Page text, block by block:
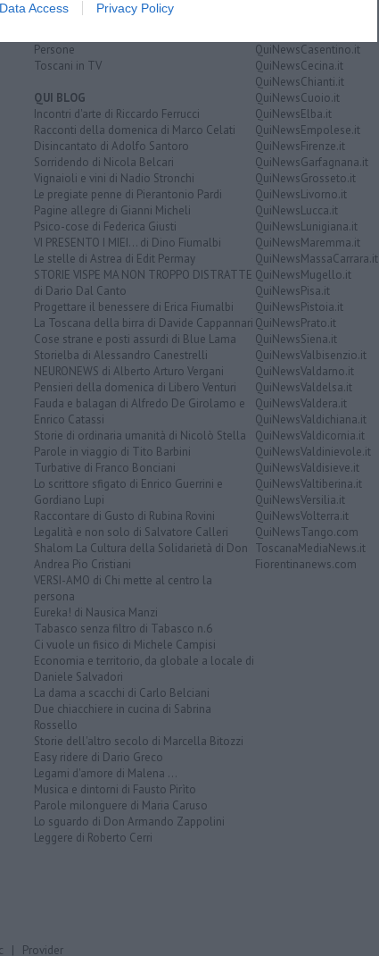
Data Access Privacy Policy
Più Letti del mese
Persone
Toscani in TV
QUI BLOG
Incontri d'arte di Riccardo Ferrucci
Racconti della domenica di Marco Celati
Disincantato di Adolfo Santoro
Sorridendo di Nicola Belcari
Vignaioli e vini di Nadio Stronchi
Le pregiate penne di Pierantonio Pardi
Pagine allegre di Gianni Micheli
Psico-cose di Federica Giusti
VI PRESENTO I MIEI... di Dino Fiumalbi
Le stelle di Astrea di Edit Permay
STORIE VISPE MA NON TROPPO DISTRATTE
di Dario Dal Canto
Progettare il benessere di Erica Fiumalbi
La Toscana della birra di Davide Cappannari
Cose strane e posti assurdi di Blue Lama
Storielba di Alessandro Canestrelli
NEURONEWS di Alberto Arturo Vergani
Pensieri della domenica di Libero Venturi
Fauda e balagan di Alfredo De Girolamo e
Enrico Catassi
Storie di ordinaria umanità di Nicolò Stella
Parole in viaggio di Tito Barbini
Turbative di Franco Bonciani
Lo scrittore sfigato di Enrico Guerrini e
Gordiano Lupi
Raccontare di Gusto di Rubina Rovini
Legalità e non solo di Salvatore Calleri
Shalom La Cultura della Solidarietà di Don
Andrea Pio Cristiani
VERSI-AMO di Chi mette al centro la
persona
Eureka! di Nausica Manzi
Tabasco senza filtro di Tabasco n.6
Ci vuole un fisico di Michele Campisi
Economia e territorio, da globale a locale di
Daniele Salvadori
La dama a scacchi di Carlo Belciani
Due chiacchiere in cucina di Sabrina
Rossello
Storie dell'altro secolo di Marcella Bitozzi
Easy ridere di Dario Greco
Legami d'amore di Malena ...
Musica e dintorni di Fausto Pirìto
Parole milonguere di Maria Caruso
Lo sguardo di Don Armando Zappolini
Leggere di Roberto Cerri
QuiNewsCasentino.it
QuiNewsCecina.it
QuiNewsChianti.it
QuiNewsCuoio.it
QuiNewsElba.it
QuiNewsEmpolese.it
QuiNewsFirenze.it
QuiNewsGarfagnana.it
QuiNewsGrosseto.it
QuiNewsLivorno.it
QuiNewsLucca.it
QuiNewsLunigiana.it
QuiNewsMaremma.it
QuiNewsMassaCarrara.it
QuiNewsMugello.it
QuiNewsPisa.it
QuiNewsPistoia.it
QuiNewsPrato.it
QuiNewsSiena.it
QuiNewsValbisenzio.it
QuiNewsValdarno.it
QuiNewsValdelsa.it
QuiNewsValdera.it
QuiNewsValdichiana.it
QuiNewsValdicornia.it
QuiNewsValdinievole.it
QuiNewsValdisieve.it
QuiNewsValtiberina.it
QuiNewsVersilia.it
QuiNewsVolterra.it
QuiNewsTango.com
ToscanaMediaNews.it
Fiorentinanews.com
| Provider